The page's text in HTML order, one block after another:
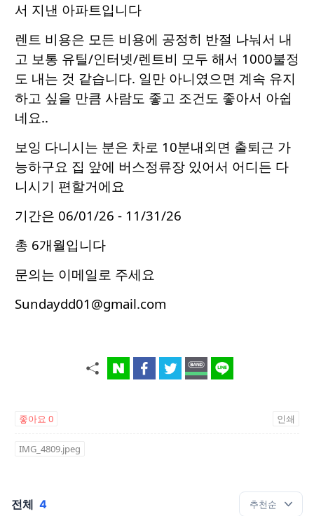
서 지낸 아파트입니다
렌트 비용은 모든 비용에 공정히 반절 나눠서 내
고 보통 유틸/인터넷/렌트비 모두 해서 1000불정
도 내는 것 같습니다. 일만 아니였으면 계속 유지
하고 싶을 만큼 사람도 좋고 조건도 좋아서 아쉽
네요..
보잉 다니시는 분은 차로 10분내외면 출퇴근 가
능하구요 집 앞에 버스정류장 있어서 어디든 다
니시기 편할거에요
기간은 06/01/26 - 11/31/26
총 6개월입니다
문의는 이메일로 주세요
Sundaydd01@gmail.com
좋아요 0 인쇄
IMG_4809.jpeg
전체 4